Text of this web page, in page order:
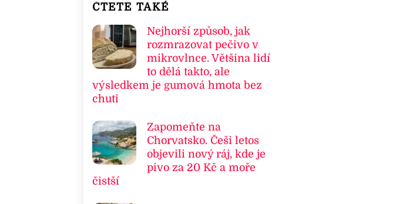
ČTETE TAKÉ
Nejhorší způsob, jak
rozmrazovat pečivo v
mikrovlnce. Většina lidí
to dělá takto, ale
výsledkem je gumová hmota bez
chuti
Zapomeňte na
Chorvatsko. Češi letos
objevili nový ráj, kde je
pivo za 20 Kč a moře
čistší